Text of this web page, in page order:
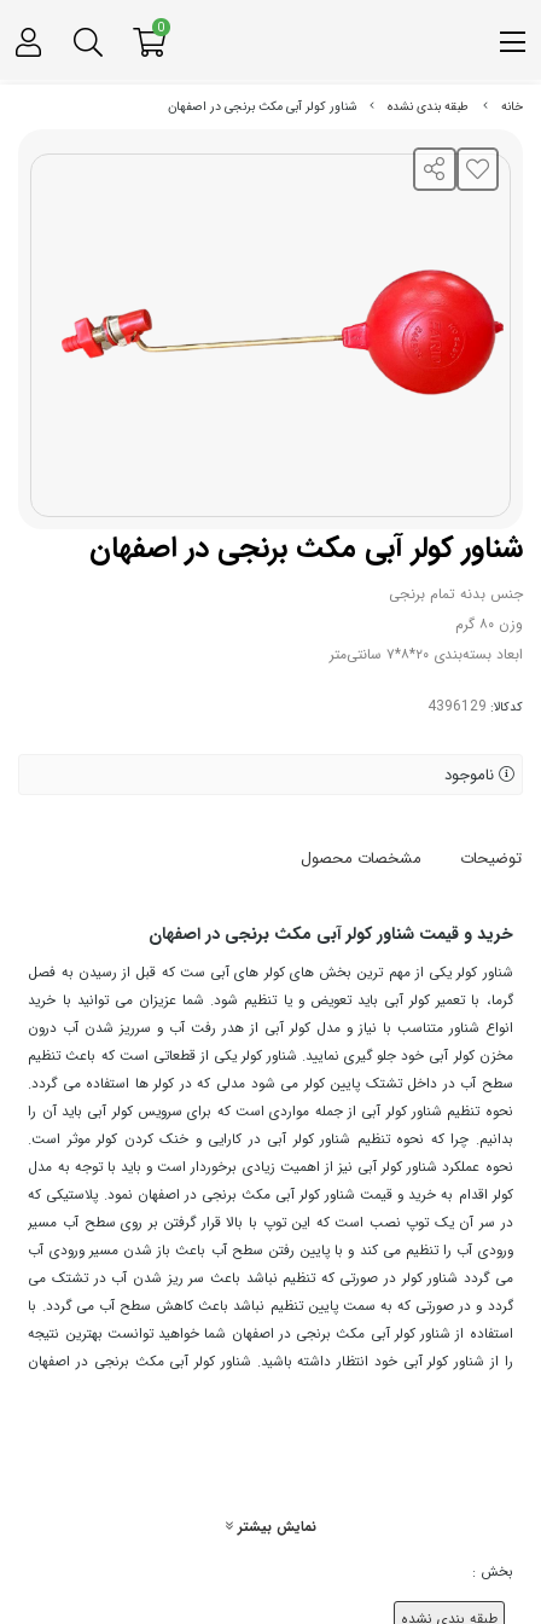
خانه طبقه بندی نشده شناور کولر آبی مکث برنجی در اصفهان
شناور کولر آبی مکث برنجی در اصفهان
جنس بدنه تمام برنجی
وزن ۸۰ گرم
ابعاد بسته‌بندی ۲۰*۸*۷ سانتی‌متر
کدکالا:
ناموجود
توضیحات مشخصات محصول
خرید و قیمت شناور کولر آبی مکث برنجی در اصفهان
شناور کولر یکی از مهم ترین بخش های کولر های آبی ست که قبل از رسیدن به فصل
گرما، با تعمیر کولر آبی باید تعویض و یا تنظیم شود. شما عزیزان می توانید با خرید
انواع شناور متناسب با نیاز و مدل کولر آبی از هدر رفت آب و سرریز شدن آب درون
مخزن کولر آبی خود جلو گیری نمایید. شناور کولر یکی از قطعاتی است که باعث تنظیم
سطح آب در داخل تشتک پایین کولر می شود مدلی که در کولر ها استفاده می گردد.
نحوه تنظیم شناور کولر آبی از جمله مواردی است که برای سرویس کولر آبی باید آن را
بدانیم. چرا که نحوه تنظیم شناور کولر آبی در کارایی و خنک کردن کولر موثر است.
نحوه عملکرد شناور کولر آبی نیز از اهمیت زیادی برخوردار است و باید با توجه به مدل
کولر اقدام به خرید و قیمت شناور کولر آبی مکث برنجی در اصفهان نمود. پلاستیکی که
در سر آن یک توپ نصب است که این توپ با بالا قرار گرفتن بر روی سطح آب مسیر
ورودی آب را تنظیم می کند و با پایین رفتن سطح آب باعث باز شدن مسیر ورودی آب
می گردد شناور کولر در صورتی که تنظیم نباشد باعث سر ریز شدن آب در تشتک می
گردد و در صورتی که به سمت پایین تنظیم نباشد باعث کاهش سطح آب می گردد. با
استفاده از شناور کولر آبی مکث برنجی در اصفهان شما خواهید توانست بهترین نتیجه
را از شناور کولر آبی خود انتظار داشته باشید. شناور کولر آبی مکث برنجی در اصفهان
سایت منصف کاران تکمیل کنید. برای خرید عمده تنها کافی ست که با شماره های
تنظیم و آبررسانی به داخل مخزن را بر عهده دارد. که در بعضی موارد تنظیم نبودن
شناور کولر آبی و تنظیم نبودن درجه شناور کولر باعث می گردد که آب از سطح مخزن
نمایش بیشتر
بخش :
طبقه بندی نشده
0